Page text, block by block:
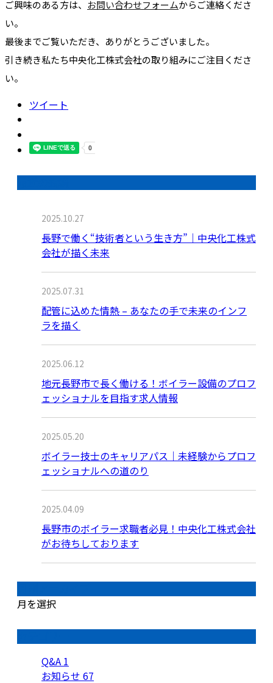
ご興味のある方は、 お問い合わせフォームからご連絡くださ
い。
最後までご覧いただき、ありがとうございました。
引き続き私たち中央化工株式会社の取り組みにご注目くださ
い。
ツイート
2025.10.27
長野で働く“技術者という生き方”｜中央化工株式
会社が描く未来
2025.07.31
配管に込めた情熱 – あなたの手で未来のインフ
ラを描く
2025.06.12
地元長野市で長く働ける！ボイラー設備のプロフ
ェッショナルを目指す求人情報
2025.05.20
ボイラー技士のキャリアパス｜未経験からプロフ
ェッショナルへの道のり
2025.04.09
長野市のボイラー求職者必見！中央化工株式会社
がお待ちしております
月を選択
Q&A 1
お知らせ 67